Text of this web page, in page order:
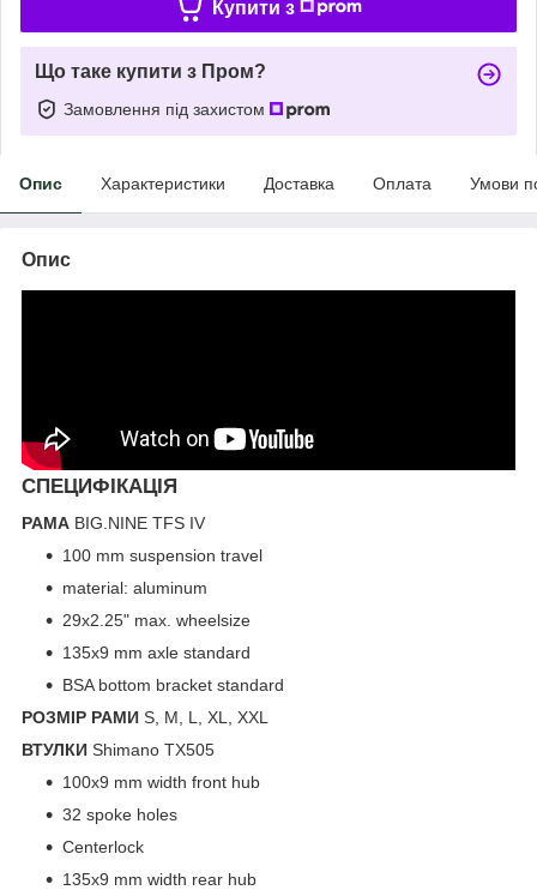
Купити з
Що таке купити з Пром?
Замовлення під захистом
Опис Характеристики Доставка Оплата Умови
Опис
СПЕЦИФІКАЦІЯ
РАМА BIG.NINE TFS IV
100 mm suspension travel
material: aluminum
29x2.25" max. wheelsize
135x9 mm axle standard
BSA bottom bracket standard
РОЗМІР РАМИ S, M, L, XL, XXL
ВТУЛКИ Shimano TX505
100x9 mm width front hub
32 spoke holes
Centerlock
135x9 mm width rear hub